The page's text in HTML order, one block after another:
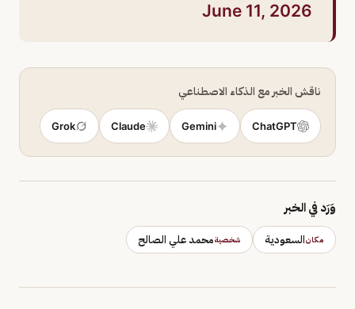
June 11, 2026
ناقش الخبر مع الذكاء الاصطناعي
ChatGPT
Gemini
Claude
Grok
وَرَد في الخبر
مكانالسعودية شخصيةمحمد علي الصالح